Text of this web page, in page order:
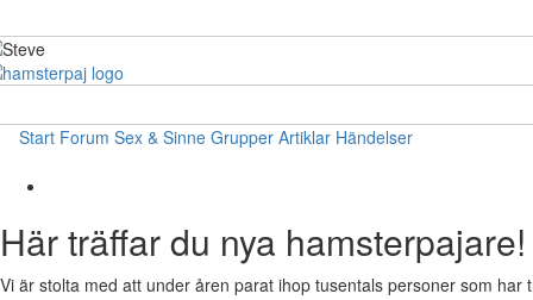
Start Forum Sex & Sinne Grupper Artiklar Händelser
Här träffar du nya hamsterpajare!
Vi är stolta med att under åren parat ihop tusentals personer som har